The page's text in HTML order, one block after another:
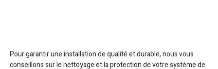
Pour garantir une installation de qualité et durable, nous vous
conseillons sur le nettoyage et la protection de votre système de